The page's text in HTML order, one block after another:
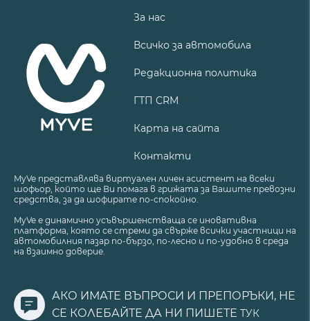
За нас
Всичко за автомобила
Редакционна политика
ГТП CRM
Карта на сайта
Контакти
MyVe представлява виртуален личен асистент на всеки
шофьор, който ще Ви помага в грижата за Вашите превозни
средства, за да шофирате по-спокойно.
MyVe е динамично усъвършенстваща се иновативна
платформа, която се стреми да свърже всички участници на
автомобилния пазар по-бързо, по-лесно и по-удобно в среда
на взаимно доверие.
АКО ИМАТЕ ВЪПРОСИ И ПРЕПОРЪКИ, НЕ
СЕ КОЛЕБАЙТЕ ДА НИ ПИШЕТЕ ТУК